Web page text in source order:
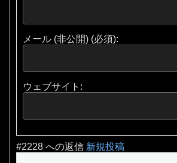
メール (非公開) (必須):
ウェブサイト:
#2228 への返信 新規投稿